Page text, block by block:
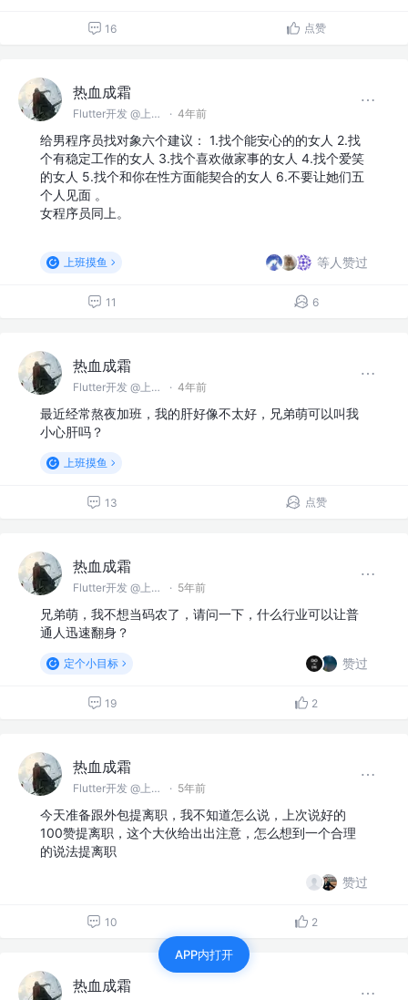
16 点赞
热血成霜
Flutter开发 @上海智能三稻科技有限公司 · 4年前
给男程序员找对象六个建议： 1.找个能安心的的女人 2.找
个有稳定工作的女人 3.找个喜欢做家事的女人 4.找个爱笑
的女人 5.找个和你在性方面能契合的女人 6.不要让她们五
个人见面 。
女程序员同上。
上班摸鱼 等人赞过
11 6
热血成霜
Flutter开发 @上海智能三稻科技有限公司 · 4年前
最近经常熬夜加班，我的肝好像不太好，兄弟萌可以叫我
小心肝吗？
上班摸鱼
13 点赞
热血成霜
Flutter开发 @上海智能三稻科技有限公司 · 5年前
兄弟萌，我不想当码农了，请问一下，什么行业可以让普
通人迅速翻身？
定个小目标 赞过
19 2
热血成霜
Flutter开发 @上海智能三稻科技有限公司 · 5年前
今天准备跟外包提离职，我不知道怎么说，上次说好的
100赞提离职，这个大伙给出出注意，怎么想到一个合理
的说法提离职
赞过
10 2
热血成霜
APP内打开